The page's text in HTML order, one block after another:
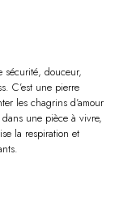
sécurité, douceur,
C’est une pierre
les chagrins d’amour
une pièce à vivre,
la respiration et